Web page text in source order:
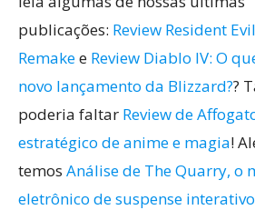
publicações: Review Resident
Remakee Review Diablo IV: O
novo lançamento da Blizzard??
poderia faltar Review de
estratégico de anime e magia!
temos Análise de The Quarry, o
eletrônico de suspense interativo